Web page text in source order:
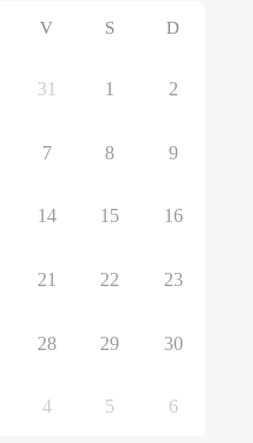
V S D
31 1 2
7 8 9
14 15 16
21 22 23
28 29 30
4 5 6